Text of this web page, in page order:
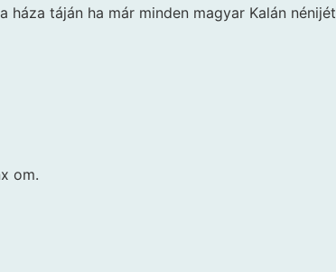
táján ha már minden magyar Kalán nénijét
om.